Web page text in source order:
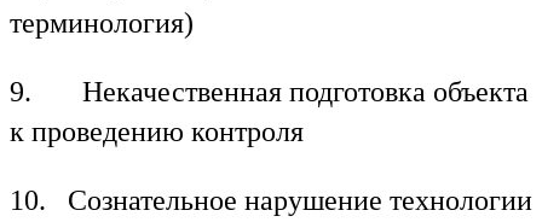
терминология)
9. Некачественная подготовка объекта
к проведению контроля
10. Сознательное нарушение технологии